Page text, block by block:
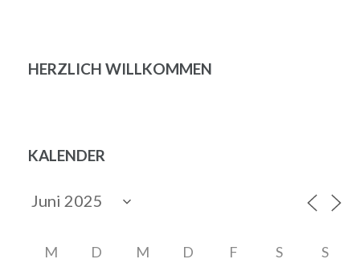
HERZLICH WILLKOMMEN
KALENDER
M D M D F S S